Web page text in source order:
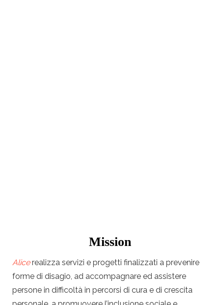
Mission
Alicerealizza servizi e progetti finalizzati a prevenire
forme di disagio, ad accompagnare ed assistere
persone in difficoltà in percorsi di cura e di crescita